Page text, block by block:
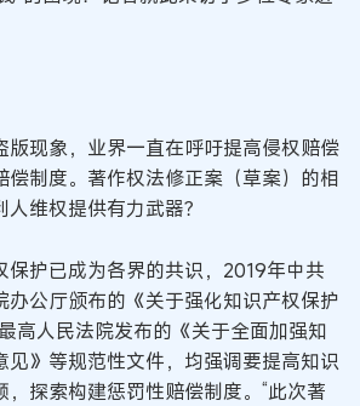
版现象，业界一直在呼吁提高侵权赔偿
偿制度。著作权法修正案（草案）的相
维权提供有力武器？
保护已成为各界的共识，2019年中共
办公厅颁布的《关于强化知识产权保护
高人民法院发布的《关于全面加强知
见》等规范性文件，均强调要提高知识
探索构建惩罚性赔偿制度。“此次著